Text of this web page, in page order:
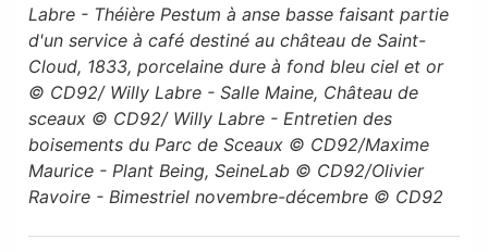
Labre - Théière Pestum à anse basse faisant partie
d'un service à café destiné au château de Saint-
Cloud, 1833, porcelaine dure à fond bleu ciel et or
© CD92/ Willy Labre - Salle Maine, Château de
sceaux © CD92/ Willy Labre - Entretien des
boisements du Parc de Sceaux © CD92/Maxime
Maurice - Plant Being, SeineLab © CD92/Olivier
Ravoire - Bimestriel novembre-décembre © CD92